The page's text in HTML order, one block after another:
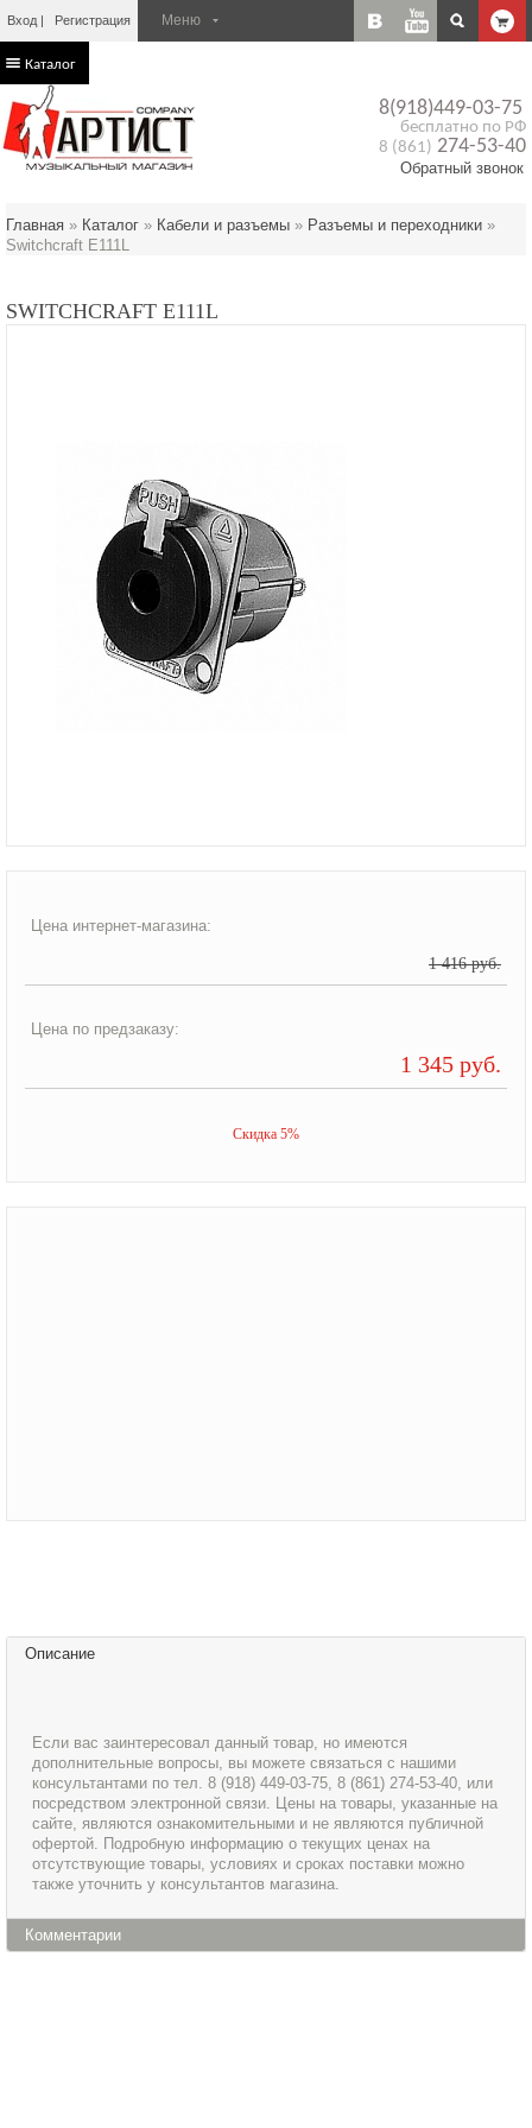
Вход Регистрация
8(918)449-03-75
бесплатно по РФ
8 (861) 274-53-40
Обратный звонок
Каталог
Главная » Каталог » Кабели и разъемы » Разъемы и переходники »
Switchcraft E111L
SWITCHCRAFT E111L
Цена интернет-магазина:
1 416 руб.
Цена по предзаказу:
1 345 руб.
Скидка 5%
Описание
Если вас заинтересовал данный товар, но имеются
дополнительные вопросы, вы можете связаться с нашими
консультантами по тел. 8 (918) 449-03-75, 8 (861) 274-53-40, или
посредством электронной связи. Цены на товары, указанные на
сайте, являются ознакомительными и не являются публичной
офертой. Подробную информацию о текущих ценах на
отсутствующие товары, условиях и сроках поставки можно
также уточнить у консультантов магазина.
Комментарии